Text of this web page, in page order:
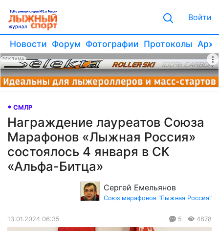
Войти
Новости Форум Фотографии Протоколы
РЕКЛАМА
СМЛР
Награждение лауреатов Союза
Марафонов «Лыжная Россия»
состоялось 4 января в СК
«Альфа-Битца»
Сергей Емельянов
Союз марафонов "Лыжная Россия"
13.01.2024 06:35 5 4878